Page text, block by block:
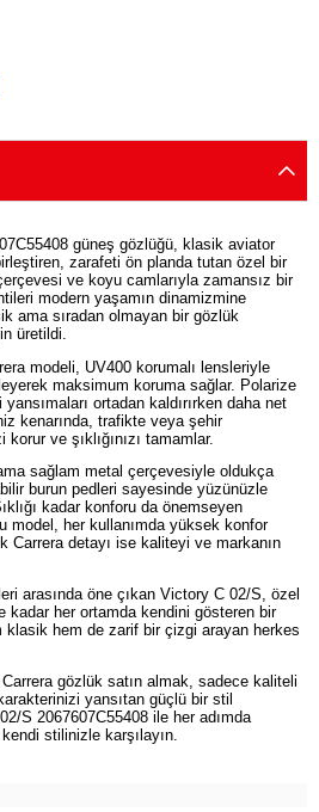
güneş gözlüğü, klasik aviator
zarafeti ön planda tutan özel bir
ve koyu camlarıyla zamansız bir
modern yaşamın dinamizmine
ama sıradan olmayan bir gözlük
üretildi.
modeli, UV400 korumalı lensleriyle
maksimum koruma sağlar. Polarize
ortadan kaldırırken daha net
kenarında, trafikte veya şehir
ve şıklığınızı tamamlar.
sağlam metal çerçevesiyle oldukça
burun pedleri sayesinde yüzünüzle
kadar konforu da önemseyen
model, her kullanımda yüksek konfor
Carrera detayı ise kaliteyi ve markanın
arasında öne çıkan Victory C 02/S, özel
kadar her ortamda kendini gösteren bir
klasik hem de zarif bir çizgi arayan herkes
gözlük satın almak, sadece kaliteli
yansıtan güçlü bir stil
S 2067607C55408 ile her adımda
stilinizle karşılayın.